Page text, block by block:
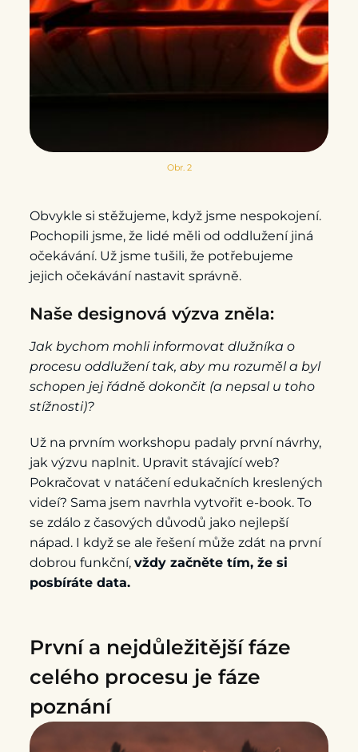
Obr. 2
Obvykle si stěžujeme, když jsme nespokojení.
Pochopili jsme, že lidé měli od oddlužení jiná
očekávání. Už jsme tušili, že potřebujeme
jejich očekávání nastavit správně.
Naše designová výzva zněla:
Jak bychom mohli informovat dlužníka o
procesu oddlužení tak, aby mu rozuměl a byl
schopen jej řádně dokončit (a nepsal u toho
stížnosti)?
Už na prvním workshopu padaly první návrhy,
jak výzvu naplnit. Upravit stávající web?
Pokračovat v natáčení edukačních kreslených
videí? Sama jsem navrhla vytvořit e-book. To
se zdálo z časových důvodů jako nejlepší
nápad. I když se ale řešení může zdát na první
dobrou funkční, vždy začněte tím, že si
posbíráte data.
První a nejdůležitější fáze
celého procesu je fáze
poznání